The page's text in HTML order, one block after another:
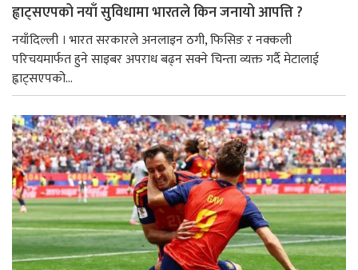
ह्वाट्सएपको नयाँ सुविधामा भारतले किन जनायो आपत्ति ?
नयाँदिल्ली । भारत सरकारले अनलाइन ठगी, फिसिङ र नक्कली
परिचयमार्फत हुने साइबर अपराध बढ्न सक्ने चिन्ता व्यक्त गर्दै मेटालाई
ह्वाट्सएपको...